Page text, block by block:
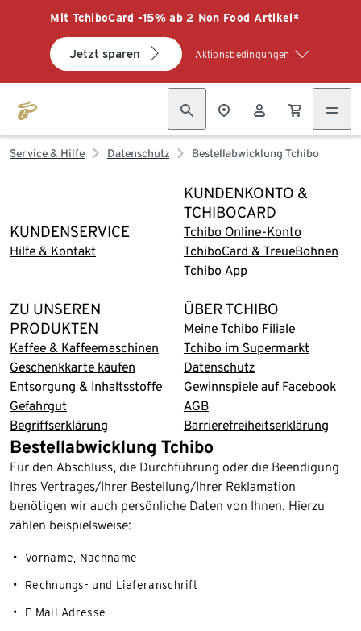
Mit TchiboCard -15% ab 2 Non Food Artikel*
Jetzt sparen Aktionsbedingungen
Service & Hilfe Datenschutz Bestellabwicklung Tchibo
KUNDENSERVICE
Hilfe & Kontakt
KUNDENKONTO &
TCHIBOCARD
Tchibo Online-Konto
TchiboCard & TreueBohnen
Tchibo App
ZU UNSEREN
PRODUKTEN
Kaffee & Kaffeemaschinen
Geschenkkarte kaufen
Entsorgung & Inhaltsstoffe
Gefahrgut
Begriffserklärung
ÜBER TCHIBO
Meine Tchibo Filiale
Tchibo im Supermarkt
Datenschutz
Gewinnspiele auf Facebook
AGB
Barrierefreiheitserklärung
Bestellabwicklung Tchibo
Für den Abschluss, die Durchführung oder die Beendigung
Ihres Vertrages/Ihrer Bestellung/Ihrer Reklamation
benötigen wir auch persönliche Daten von Ihnen. Hierzu
zählen beispielsweise:
Vorname, Nachname
Rechnungs- und Lieferanschrift
E-Mail-Adresse